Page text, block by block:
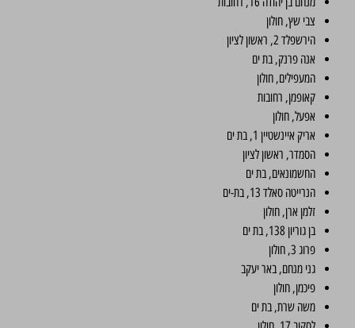
צבי שץ, חולון
הירשפלד 2, ראשון לציון
אנה פרנק, בת ים
המעפילים, חולון
קאופמן, רחובות
אפעל, חולון
אריק איינשטיין 1, בת ים
הסמדר, ראשון לציון
החשמונאים, בת ים
הנרייטה סאלד 13, בת-ים
זלמן ארן, חולון
בן גוריון 138, בת ים
פרוג 3, חולון
גני מנחם, באר יעקב
פיכמן, חולון
משה שרת, בת ים